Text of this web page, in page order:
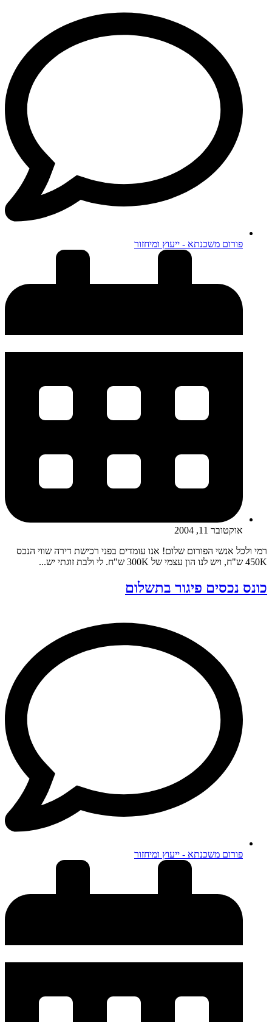
פורום משכנתא - ייעוץ ומיחזור
אוקטובר 11, 2004
רמי ולכל אנשי הפורום שלום! אנו עומדים בפני רכישת דירה שווי הנכס
450K ש"ח, ויש לנו הון עצמי של 300K ש"ח. לי ולבת זוגתי יש...
כונס נכסים פיגור בתשלום
פורום משכנתא - ייעוץ ומיחזור